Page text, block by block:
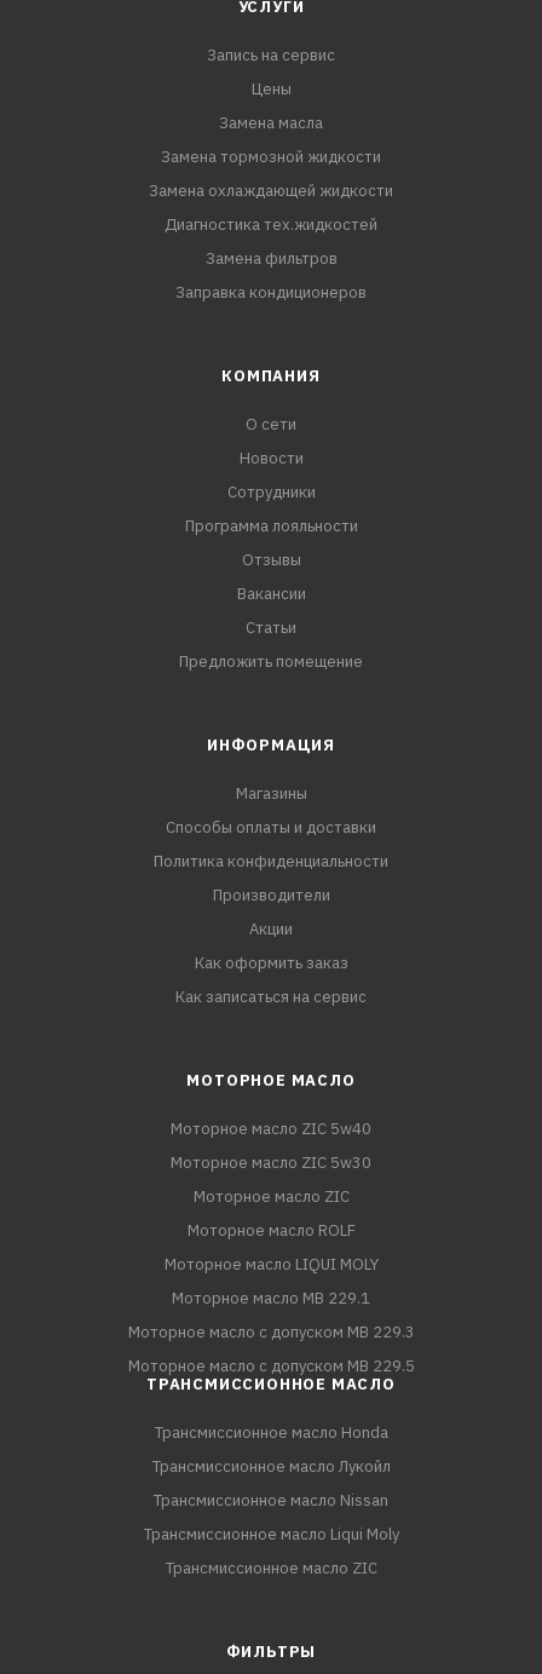
УСЛУГИ
Запись на сервис
Цены
Замена масла
Замена тормозной жидкости
Замена охлаждающей жидкости
Диагностика тех.жидкостей
Замена фильтров
Заправка кондиционеров
КОМПАНИЯ
О сети
Новости
Сотрудники
Программа лояльности
Отзывы
Вакансии
Статьи
Предложить помещение
ИНФОРМАЦИЯ
Магазины
Способы оплаты и доставки
Политика конфиденциальности
Производители
Акции
Как оформить заказ
Как записаться на сервис
МОТОРНОЕ МАСЛО
Моторное масло ZIC 5w40
Моторное масло ZIC 5w30
Моторное масло ZIC
Моторное масло ROLF
Моторное масло LIQUI MOLY
Моторное масло MB 229.1
Моторное масло с допуском MB 229.3
Моторное масло с допуском MB 229.5
ТРАНСМИССИОННОЕ МАСЛО
Трансмиссионное масло Honda
Трансмиссионное масло Лукойл
Трансмиссионное масло Nissan
Трансмиссионное масло Liqui Moly
Трансмиссионное масло ZIC
ФИЛЬТРЫ